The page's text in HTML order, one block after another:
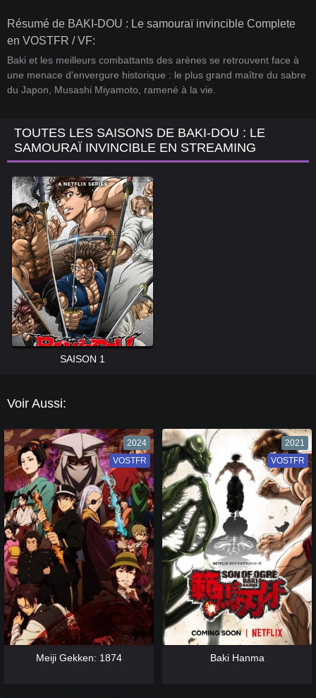
Résumé de BAKI-DOU : Le samouraï invincible Complete
en VOSTFR / VF:
Baki et les meilleurs combattants des arènes se retrouvent face à
une menace d'envergure historique : le plus grand maître du sabre
du Japon, Musashi Miyamoto, ramené à la vie.
TOUTES LES SAISONS DE BAKI-DOU : LE
SAMOURAÏ INVINCIBLE EN STREAMING
SAISON 1
Voir Aussi:
2024
VF
VOSTFR
Meiji Gekken: 1874
2021
VF
VOSTFR
Baki Hanma